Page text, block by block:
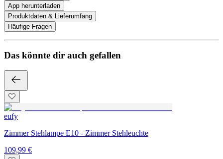
App herunterladen
Produktdaten & Lieferumfang
Häufige Fragen
Das könnte dir auch gefallen
eufy
Zimmer Stehlampe E10 - Zimmer Stehleuchte
109,99 €